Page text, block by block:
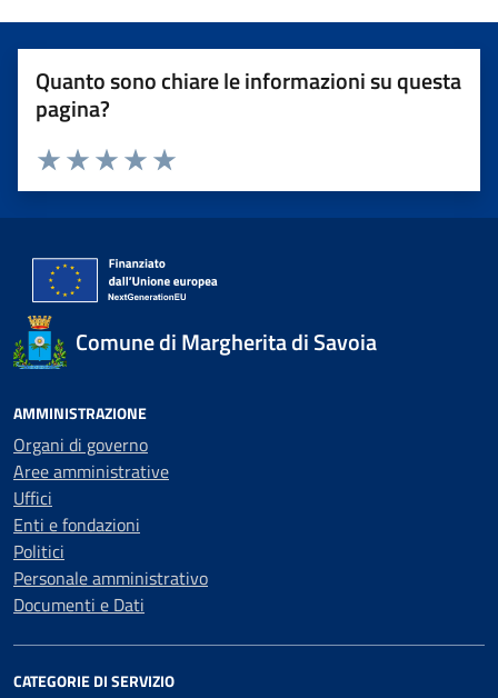
Quanto sono chiare le informazioni su questa
pagina?
Valuta 5 stelle su 5
Valuta 4 stelle su 5
Valuta 3 stelle su 5
Valuta 2 stelle su 5
Valuta 1 stelle su 5
Comune di Margherita di Savoia
AMMINISTRAZIONE
Organi di governo
Aree amministrative
Uffici
Enti e fondazioni
Politici
Personale amministrativo
Documenti e Dati
CATEGORIE DI SERVIZIO